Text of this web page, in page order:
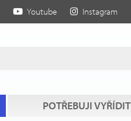
Youtube Instagram
POTŘEBUJI VYŘÍDIT